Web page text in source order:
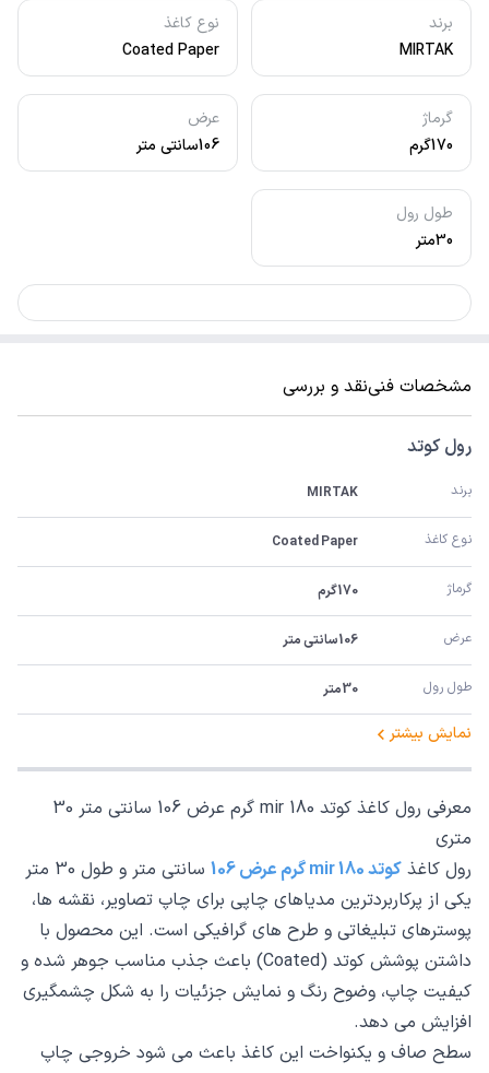
برند
MIRTAK
نوع کاغذ
Coated Paper
گرماژ
170گرم
عرض
106سانتی متر
طول رول
30متر
مشخصات فنینقد و بررسی
رول کوتد
برند MIRTAK
نوع کاغذ Coated Paper
گرماژ 170گرم
عرض 106سانتی متر
طول رول 30متر
نمایش بیشتر
معرفی رول کاغذ کوتد mir 180 گرم عرض 106 سانتی متر 30
متری
رول کاغذ کوتد mir 180 گرم عرض 106
سانتی متر و طول 30 متر
یکی از پرکاربردترین مدیاهای چاپی برای چاپ تصاویر، نقشه ها،
پوسترهای تبلیغاتی و طرح های گرافیکی است. این محصول با
داشتن پوشش کوتد (Coated) باعث جذب مناسب جوهر شده و
کیفیت چاپ، وضوح رنگ و نمایش جزئیات را به شکل چشمگیری
افزایش می دهد.
سطح صاف و یکنواخت این کاغذ باعث می شود خروجی چاپ